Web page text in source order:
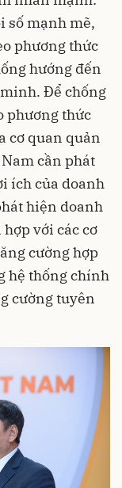
số mạnh mẽ,
phương thức
hướng đến
Để chống
phương thức
cơ quan quản
cần phát
ích của doanh
hiện doanh
với các cơ
cường hợp
hệ thống chính
cường tuyên